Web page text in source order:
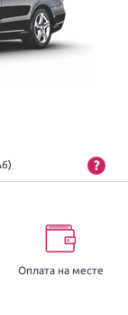
?
Оплата на месте